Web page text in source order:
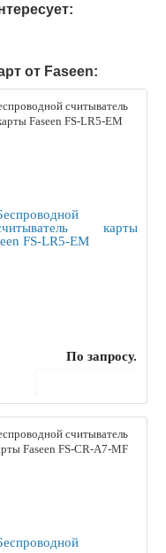
от Faseen:
считыватель
Faseen FS-LR5-EM
По запросу.
считыватель
Faseen FS-CR-A7-MF